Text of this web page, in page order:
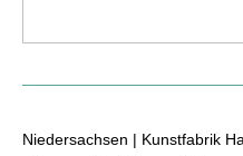
Niedersachsen | Kunstfabrik